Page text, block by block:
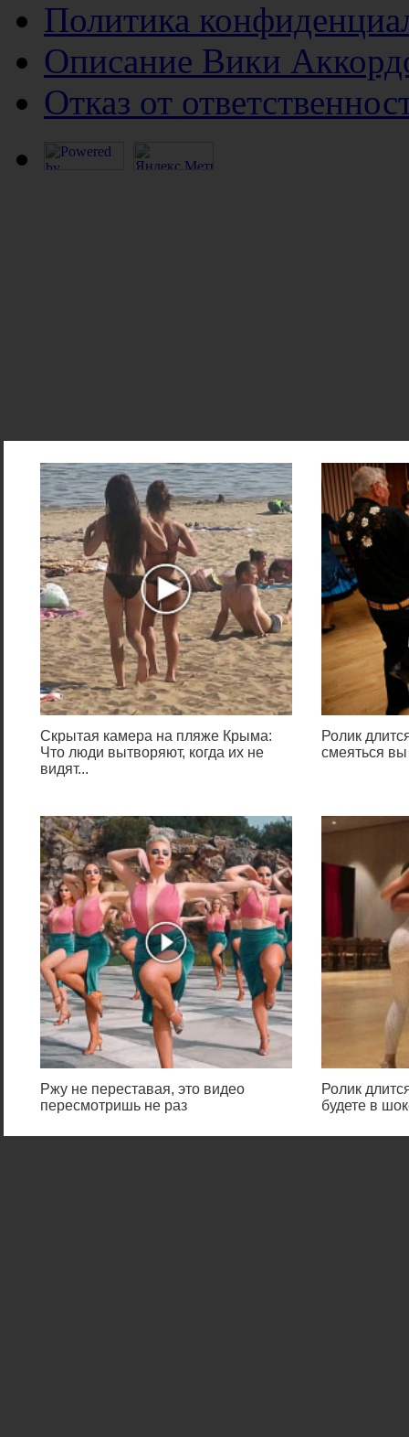
Скрытая камера на пляже Крыма:
Что люди вытворяют, когда их не
видят...
Ролик
смеяться вы
Ржу не переставая, это видео
пересмотришь не раз
Ролик
будете в
Политика
Описание Вики
Отказ от